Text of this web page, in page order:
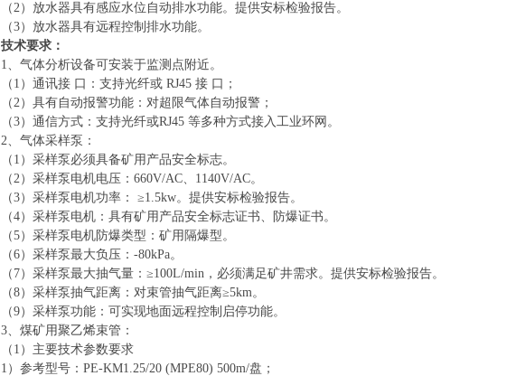
（2）放水器具有感应水位自动排水功能。提供安标检验报告。
（3）放水器具有远程控制排水功能。
技术要求：
1、气体分析设备可安装于监测点附近。
（1）通讯接 口：支持光纤或 RJ45 接 口；
（2）具有自动报警功能：对超限气体自动报警；
（3）通信方式：支持光纤或RJ45 等多种方式接入工业环网。
2、气体采样泵：
（1）采样泵必须具备矿用产品安全标志。
（2）采样泵电机电压：660V/AC、1140V/AC。
（3）采样泵电机功率： ≥1.5kw。提供安标检验报告。
（4）采样泵电机：具有矿用产品安全标志证书、防爆证书。
（5）采样泵电机防爆类型：矿用隔爆型。
（6）采样泵最大负压：-80kPa。
（7）采样泵最大抽气量：≥100L/min，必须满足矿井需求。提供安标检验报告。
（8）采样泵抽气距离：对束管抽气距离≥5km。
（9）采样泵功能：可实现地面远程控制启停功能。
3、煤矿用聚乙烯束管：
（1）主要技术参数要求
1）参考型号：PE-KM1.25/20 (MPE80) 500m/盘；